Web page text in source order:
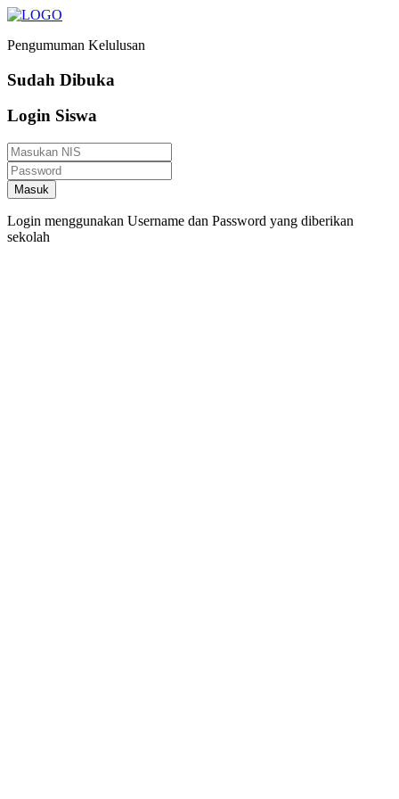
Pengumuman Kelulusan
Sudah Dibuka
Login Siswa
Masuk
Login menggunakan Username dan Password yang diberikan
sekolah